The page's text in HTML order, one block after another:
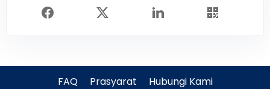
FAQ Prasyarat Hubungi Kami